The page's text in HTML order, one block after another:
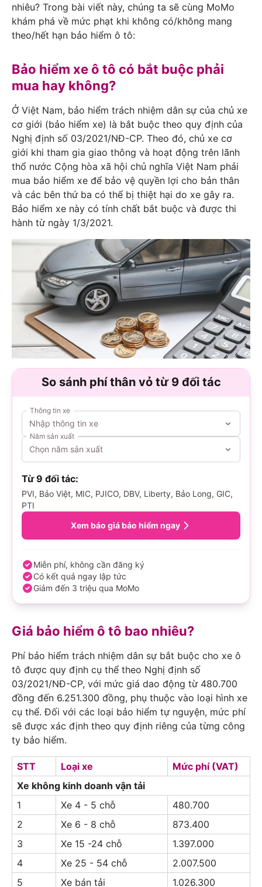
nhiêu? Trong bài viết này, chúng ta sẽ cùng MoMo
khám phá về mức phạt khi không có/không mang
theo/hết hạn bảo hiểm ô tô:
Bảo hiểm xe ô tô có bắt buộc phải
mua hay không?
Ở Việt Nam, bảo hiểm trách nhiệm dân sự của chủ xe
cơ giới (bảo hiểm xe) là bắt buộc theo quy định của
Nghị định số 03/2021/NĐ-CP. Theo đó, chủ xe cơ
giới khi tham gia giao thông và hoạt động trên lãnh
thổ nước Cộng hòa xã hội chủ nghĩa Việt Nam phải
mua bảo hiểm xe để bảo vệ quyền lợi cho bản thân
và các bên thứ ba có thể bị thiệt hại do xe gây ra.
Bảo hiểm xe này có tính chất bắt buộc và được thi
hành từ ngày 1/3/2021.
So sánh phí thân vỏ từ 9 đối tác
Thông tin xe
Nhập thông tin xe
Năm sản xuất
Chọn năm sản xuất
Từ 9 đối tác:
PVI, Bảo Việt, MIC, PJICO, DBV, Liberty, Bảo Long, GIC,
PTI
Xem báo giá bảo hiểm ngay
Miễn phí, không cần đăng ký
Có kết quả ngay lập tức
Giảm đến 3 triệu qua MoMo
Giá bảo hiểm ô tô bao nhiêu?
Phí bảo hiểm trách nhiệm dân sự bắt buộc cho xe ô
tô được quy định cụ thể theo Nghị định số
03/2021/NĐ-CP, với mức giá dao động từ 480.700
đồng đến 6.251.300 đồng, phụ thuộc vào loại hình xe
cụ thể. Đối với các loại bảo hiểm tự nguyện, mức phí
sẽ được xác định theo quy định riêng của từng công
ty bảo hiểm.
STT Loại xe
Mức phí (VAT)
Xe không kinh doanh vận tải
1
Xe 4 - 5 chỗ
480.700
2
Xe 6 - 8 chỗ
873.400
3
Xe 15 -24 chỗ
1.397.000
4
Xe 25 - 54 chỗ
2.007.500
5
Xe bán tải 1.026.300